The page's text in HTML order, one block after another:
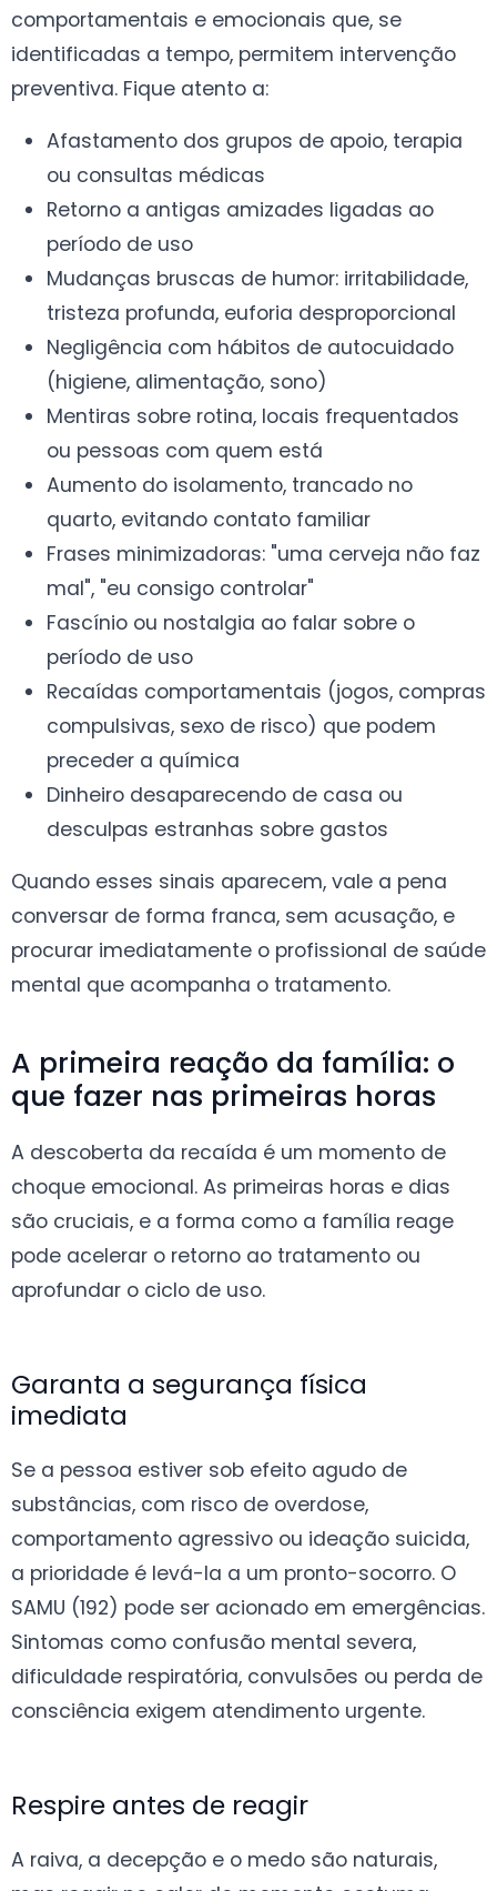
comportamentais e emocionais que, se
identificadas a tempo, permitem intervenção
preventiva. Fique atento a:
Afastamento dos grupos de apoio, terapia
ou consultas médicas
Retorno a antigas amizades ligadas ao
período de uso
Mudanças bruscas de humor: irritabilidade,
tristeza profunda, euforia desproporcional
Negligência com hábitos de autocuidado
(higiene, alimentação, sono)
Mentiras sobre rotina, locais frequentados
ou pessoas com quem está
Aumento do isolamento, trancado no
quarto, evitando contato familiar
Frases minimizadoras: "uma cerveja não faz
mal", "eu consigo controlar"
Fascínio ou nostalgia ao falar sobre o
período de uso
Recaídas comportamentais (jogos, compras
compulsivas, sexo de risco) que podem
preceder a química
Dinheiro desaparecendo de casa ou
desculpas estranhas sobre gastos
Quando esses sinais aparecem, vale a pena
conversar de forma franca, sem acusação, e
procurar imediatamente o profissional de saúde
mental que acompanha o tratamento.
A primeira reação da família: o
que fazer nas primeiras horas
A descoberta da recaída é um momento de
choque emocional. As primeiras horas e dias
são cruciais, e a forma como a família reage
pode acelerar o retorno ao tratamento ou
aprofundar o ciclo de uso.
Garanta a segurança física
imediata
Se a pessoa estiver sob efeito agudo de
substâncias, com risco de overdose,
comportamento agressivo ou ideação suicida,
a prioridade é levá-la a um pronto-socorro. O
SAMU (192) pode ser acionado em emergências.
Sintomas como confusão mental severa,
dificuldade respiratória, convulsões ou perda de
consciência exigem atendimento urgente.
Respire antes de reagir
A raiva, a decepção e o medo são naturais,